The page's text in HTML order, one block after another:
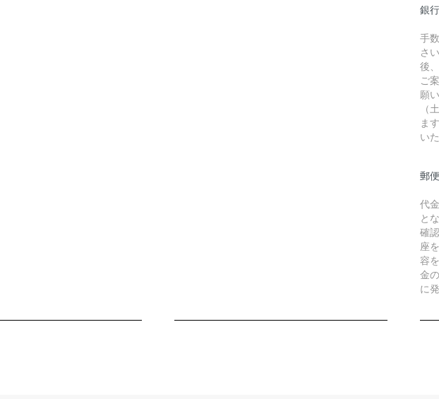
銀
手
さ
後
ご
願
（
ま
い
郵
代
と
確
座
容
金
に